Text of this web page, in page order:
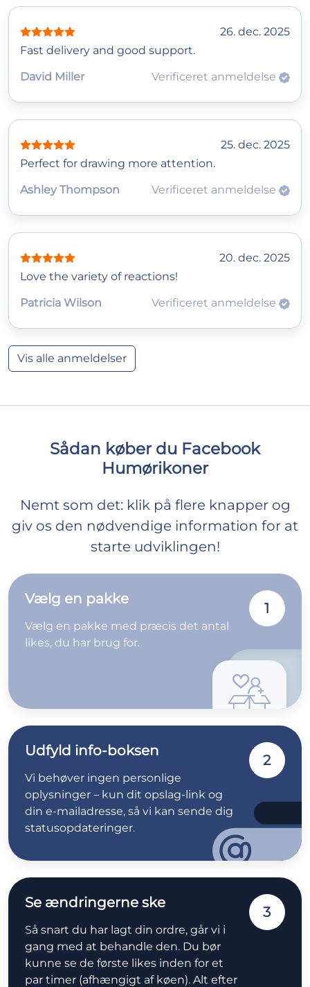
26. dec. 2025
Fast delivery and good support.
David Miller
Verificeret anmeldelse
25. dec. 2025
Perfect for drawing more attention.
Ashley Thompson
Verificeret anmeldelse
20. dec. 2025
Love the variety of reactions!
Patricia Wilson
Verificeret anmeldelse
Vis alle anmeldelser
Sådan køber du Facebook
Humørikoner
Nemt som det: klik på flere knapper og
giv os den nødvendige information for at
starte udviklingen!
Vælg en pakke
Vælg en pakke med præcis det antal
likes, du har brug for.
1
Udfyld info-boksen
Vi behøver ingen personlige
oplysninger – kun dit opslag-link og
din e-mailadresse, så vi kan sende dig
statusopdateringer.
2
Se ændringerne ske
Så snart du har lagt din ordre, går vi i
gang med at behandle den. Du bør
kunne se de første likes inden for et
par timer (afhængigt af køen). Alt efter
3